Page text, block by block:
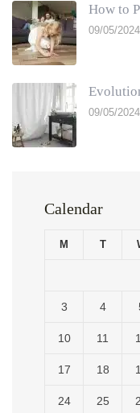
How to
09/05/2024
09/05/2024
Calendar
M T
3 4
10 11
17 18
24 25